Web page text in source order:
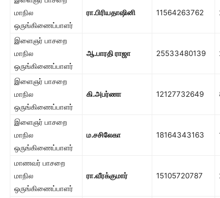
மாநில
ஒருங்கிணைப்பாளர்
ரா.பிரியதாஷினி 11564263762
இளைஞர் பாசறை
மாநில
ஒருங்கிணைப்பாளர்
ஆ.பாரதி ராஜா 25533480139
இளைஞர் பாசறை
மாநில
ஒருங்கிணைப்பாளர்
கி.அபர்ணா 12127732649
இளைஞர் பாசறை
மாநில
ஒருங்கிணைப்பாளர்
ம.சசிலேகா 18164343163
மாணவர் பாசறை
மாநில
ஒருங்கிணைப்பாளர்
ரா.வீரக்குமார் 15105720787